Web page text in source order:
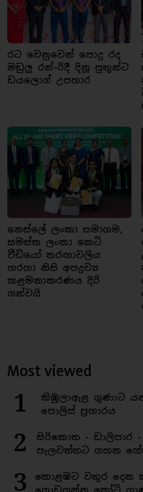
රට වෙනුවෙන් පොදු රද
මඩුලු රන්-රිදී දිනූ පුතුන්ට
ඩයලොග් උපහාර
නෙස්ලේ ලංකා සමාගම,
සමස්ත ලංකා කෙටි
වීඩියෝ තරඟාවලිය
හරහා නිසි අපද්‍රව්‍ය
කළමනාකරණය දිරි
ගන්වයි
Most viewed
1
කිඹුලාඇළ ගුණාට
පොලිස් ප්‍රහාරය
2
සිරිකොත - ඩාලිපාර
පැලවත්තට ගහන
3
කොළඹට වතුර දෙන
ගොඩගන්න කෝටි